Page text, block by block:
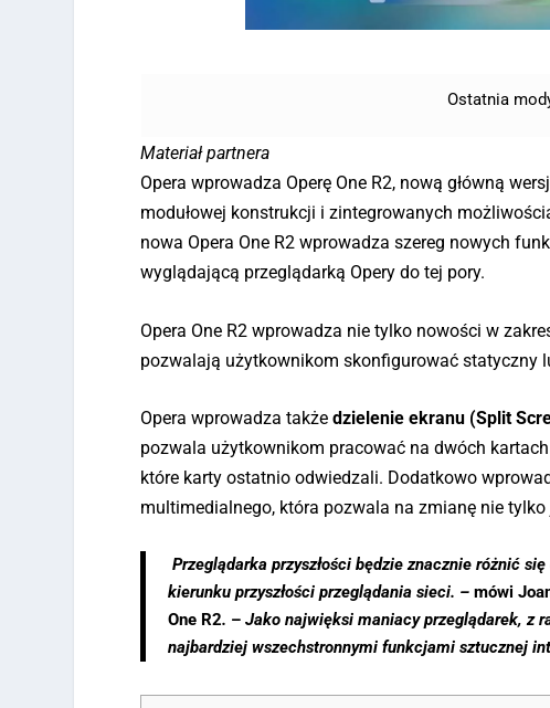
Ostatnia
Materiał partnera
Opera wprowadza Operę One R2, nową główną
modułowej konstrukcji i zintegrowanych
nowa Opera One R2 wprowadza szereg nowych
wyglądającą przeglądarką Opery do tej pory.
Opera One R2 wprowadza nie tylko nowości w
pozwalają użytkownikom skonfigurować statyczny
Opera wprowadza także dzielenie ekranu (Split
pozwala użytkownikom pracować na dwóch
które karty ostatnio odwiedzali. Dodatkowo
multimedialnego, która pozwala na zmianę nie
Przeglądarka przyszłości będzie znacznie różnić
kierunku przyszłości przeglądania sieci. –mówi
One R2. –Jako najwięksi maniacy przeglądarek, z
najbardziej wszechstronnymi funkcjami sztucznej